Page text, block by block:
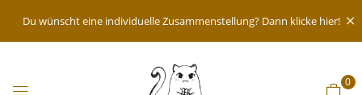
Du wünscht eine individuelle Zusammenstellung? Dann klicke hier!
0